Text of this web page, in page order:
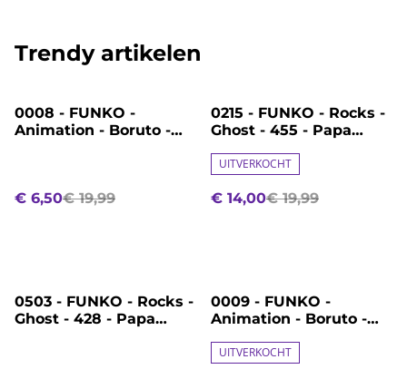
Trendy artikelen
%
0008 - FUNKO -
Animation - Boruto -
€ 6,50€ 19,99
%
0215 - FUNKO - Rocks -
Ghost - 455 - Papa
UITVERKOCHT
€ 14,00€ 19,99
%
0503 - FUNKO - Rocks -
Ghost - 428 - Papa
%
0009 - FUNKO -
Animation - Boruto -
Uzumaki - CHASE!!!
UITVERKOCHT